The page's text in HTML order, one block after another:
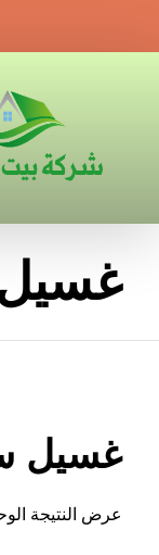
غسيل
عرض النتيجة